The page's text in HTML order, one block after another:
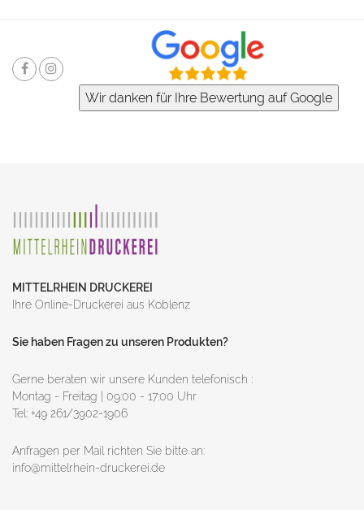
MITTELRHEIN DRUCKEREI
Ihre Online-Druckerei aus Koblenz
Sie haben Fragen zu unseren Produkten?
Gerne beraten wir unsere Kunden telefonisch :
Montag - Freitag | 09:00 - 17:00 Uhr
Tel: +49 261/3902-1906
Anfragen per Mail richten Sie bitte an:
info@mittelrhein-druckerei.de